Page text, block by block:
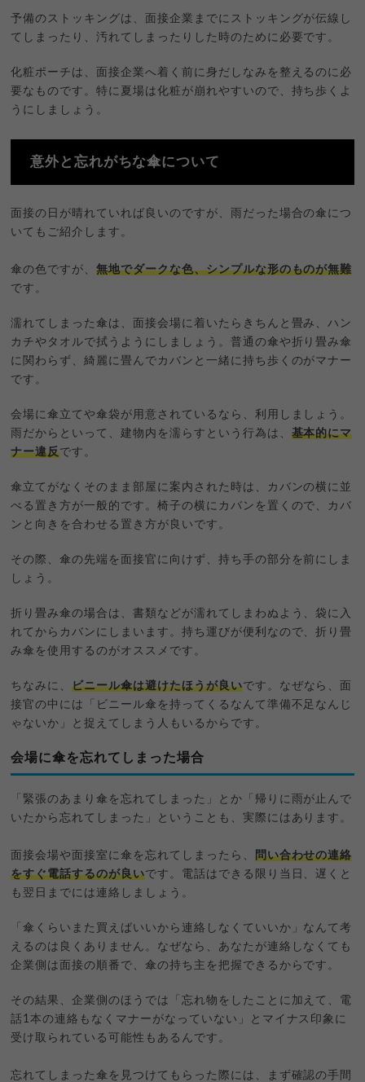
予備のストッキングは、面接企業までにストッキングが伝線し
てしまったり、汚れてしまったりした時のために必要です。
化粧ポーチは、面接企業へ着く前に身だしなみを整えるのに必
要なものです。特に夏場は化粧が崩れやすいので、持ち歩くよ
うにしましょう。
意外と忘れがちな傘について
面接の日が晴れていれば良いのですが、雨だった場合の傘につ
いてもご紹介します。
傘の色ですが、無地でダークな色、シンプルな形のものが無難
です。
濡れてしまった傘は、面接会場に着いたらきちんと畳み、ハン
カチやタオルで拭うようにしましょう。普通の傘や折り畳み傘
に関わらず、綺麗に畳んでカバンと一緒に持ち歩くのがマナー
です。
会場に傘立てや傘袋が用意されているなら、利用しましょう。
雨だからといって、建物内を濡らすという行為は、 基本的にマ
ナー違反です。
傘立てがなくそのまま部屋に案内された時は、カバンの横に並
べる置き方が一般的です。椅子の横にカバンを置くので、カバ
ンと向きを合わせる置き方が良いです。
その際、傘の先端を面接官に向けず、持ち手の部分を前にしま
しょう。
折り畳み傘の場合は、書類などが濡れてしまわぬよう、袋に入
れてからカバンにしまいます。持ち運びが便利なので、折り畳
み傘を使用するのがオススメです。
ちなみに、ビニール傘は避けたほうが良いです。なぜなら、面
接官の中には「ビニール傘を持ってくるなんて準備不足なんじ
ゃないか」と捉えてしまう人もいるからです。
会場に傘を忘れてしまった場合
「緊張のあまり傘を忘れてしまった」とか「帰りに雨が止んで
いたから忘れてしまった」ということも、実際にはあります。
面接会場や面接室に傘を忘れてしまったら、 問い合わせの連絡
をすぐ電話するのが良いです。電話はできる限り当日、遅くと
も翌日までには連絡しましょう。
「傘くらいまた買えばいいから連絡しなくていいか」なんて考
えるのは良くありません。なぜなら、あなたが連絡しなくても
企業側は面接の順番で、傘の持ち主を把握できるからです。
その結果、企業側のほうでは「忘れ物をしたことに加えて、電
話1本の連絡もなくマナーがなっていない」とマイナス印象に
受け取られている可能性もあるんです。
忘れてしまった傘を見つけてもらった際には、まず確認の手間